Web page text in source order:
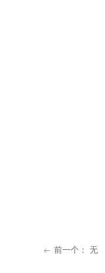
ꂃ 前一个： 无